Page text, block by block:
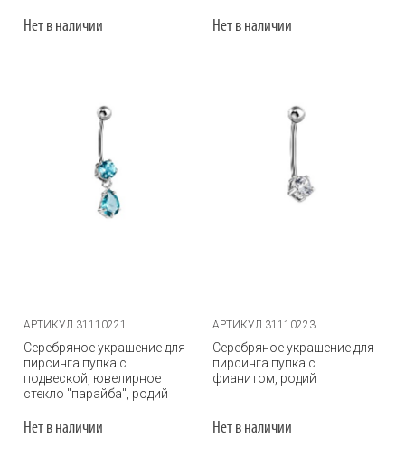
Нет в наличии Нет в наличии
АРТИКУЛ 31110221
Серебряное украшение для
пирсинга пупка с
подвеской, ювелирное
стекло "парайба", родий
Нет в наличии
АРТИКУЛ 31110223
Серебряное украшение для
пирсинга пупка с
фианитом, родий
Нет в наличии